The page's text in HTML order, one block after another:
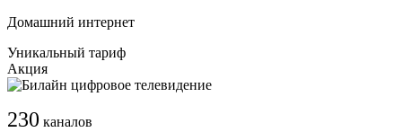
Домашний интернет
Уникальный тариф
Акция
230 каналов